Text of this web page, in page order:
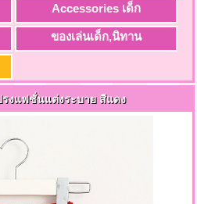
Accessories เด็ก
ของเล่นเด็ก,นิทาน
รงแฟชั่นแต่งระบาย สีแดง